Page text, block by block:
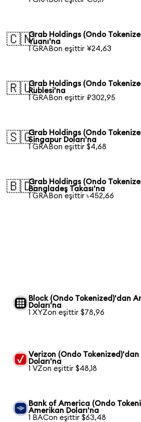
🇨🇳Grab Holdings (Ondo
Yuanı'na
1 GRABon eşittir ¥24,63
🇷🇺Grab Holdings (Ondo
Rublesi'na
1 GRABon eşittir ₽302,95
🇸🇬Grab Holdings (Ondo
Singapur Doları'na
1 GRABon eşittir $4,68
🇧🇩Grab Holdings (Ondo
Bangladeş Takası'na
1 GRABon eşittir ৳452,66
Block (Ondo Tokenized)'dan
Doları'na
1 XYZon eşittir $78,96
Verizon (Ondo
Doları'na
1 VZon eşittir $48,18
Bank of America (Ondo
Amerikan Doları'na
1 BACon eşittir $63,48